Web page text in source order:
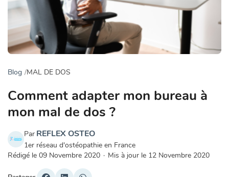
Blog MAL DE DOS
Comment adapter mon bureau à
mon mal de dos ?
Par REFLEX OSTEO
1er réseau d'ostéopathie en France
Rédigé le 09 Novembre 2020 · Mis à jour le 12 Novembre 2020